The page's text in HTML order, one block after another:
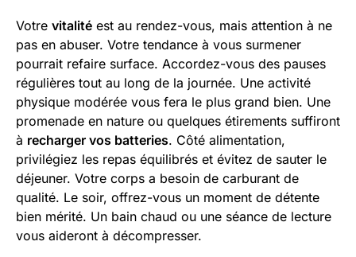
Votre vitalité est au rendez-vous, mais attention à ne
pas en abuser. Votre tendance à vous surmener
pourrait refaire surface. Accordez-vous des pauses
régulières tout au long de la journée. Une activité
physique modérée vous fera le plus grand bien. Une
promenade en nature ou quelques étirements suffiront
à recharger vos batteries. Côté alimentation,
privilégiez les repas équilibrés et évitez de sauter le
déjeuner. Votre corps a besoin de carburant de
qualité. Le soir, offrez-vous un moment de détente
bien mérité. Un bain chaud ou une séance de lecture
vous aideront à décompresser.